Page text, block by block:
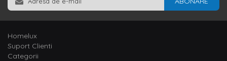
Homelux
Suport Clienti
Categorii